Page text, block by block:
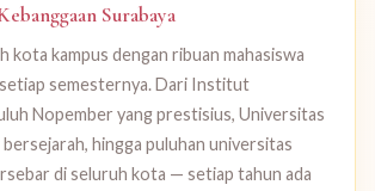
Surabaya
kota kampus dengan ribuan mahasiswa
semesternya. Dari Institut
Nopember yang prestisius, Universitas
hingga puluhan universitas
di seluruh kota — setiap tahun ada